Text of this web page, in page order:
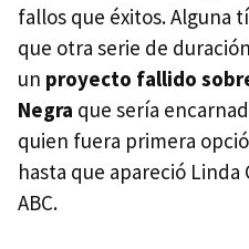
fallos que éxitos. Alguna
que otra serie de
un proyecto fallido
Negra que sería
quien fuera primera
hasta que apareció
ABC.